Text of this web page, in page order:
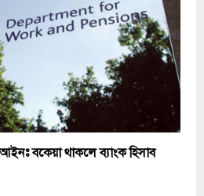
বকেয়া থাকলে ব্যাংক হিসাব